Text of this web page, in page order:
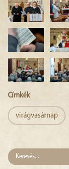
Címkék
virágvasárnap